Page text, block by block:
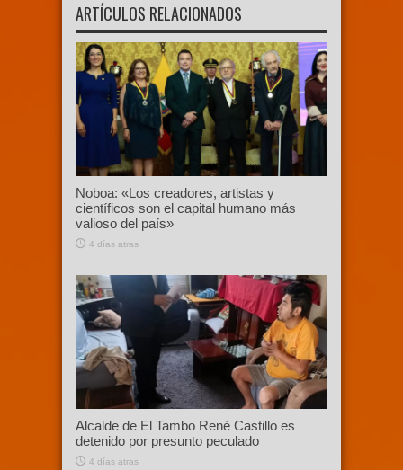
ARTÍCULOS RELACIONADOS
Noboa: «Los creadores, artistas y
científicos son el capital humano más
valioso del país»
4 días atras
Alcalde de El Tambo René Castillo es
detenido por presunto peculado
4 días atras